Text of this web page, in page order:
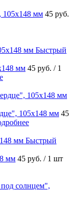
105х148 мм 45 руб.
Быстрый
мм 45 руб. / 1
105х148 мм 45
Быстрый
мм 45 руб. / 1 шт